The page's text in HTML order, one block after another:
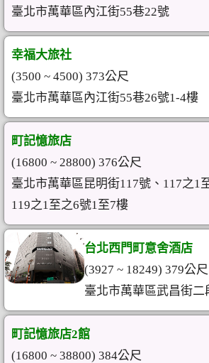
臺北市萬華區內江街55巷22號
幸福大旅社
(3500 ~ 4500) 373公尺
臺北市萬華區內江街55巷26號1-4樓
町記憶旅店
(16800 ~ 28800) 376公尺
臺北市萬華區昆明街117號、117之1
119之1至之6號1至7樓
台北西門町意舍酒店
(3927 ~ 18249) 379公尺
臺北市萬華區武昌街二
町記憶旅店2館
(16800 ~ 38800) 384公尺